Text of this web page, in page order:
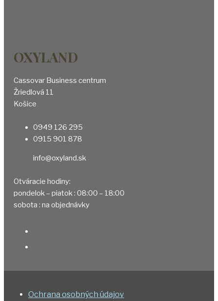
OXYLAND
Cassovar Business centrum
Žriedlová 11
Košice
0949 126 295
0915 901 878
info@oxyland.sk
Otváracie hodiny:
pondelok – piatok : 08:00 – 18:00
sobota : na objednávky
Ochrana osobných údajov